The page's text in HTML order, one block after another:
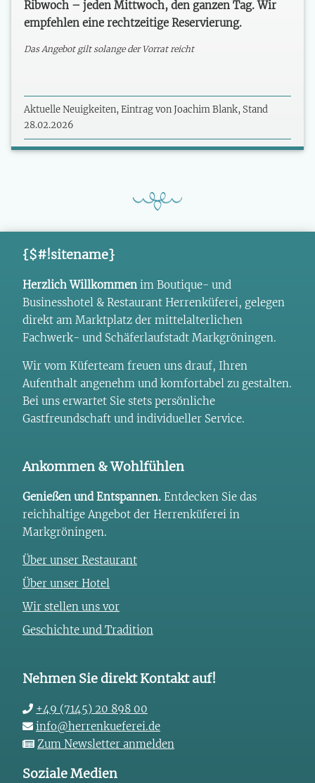
Ribwoch – jeden Mittwoch, den ganzen Tag. Wir
empfehlen eine rechtzeitige Reservierung.
Das Angebot gilt solange der Vorrat reicht
Aktuelle Neuigkeiten, Eintrag von Joachim Blank, Stand
28.02.2026
{$#!sitename}
Herzlich Willkommen im Boutique- und
Businesshotel & Restaurant Herrenküferei, gelegen
direkt am Marktplatz der mittelalterlichen
Fachwerk- und Schäferlaufstadt Markgröningen.
Wir vom Küferteam freuen uns drauf, Ihren
Aufenthalt angenehm und komfortabel zu gestalten.
Bei uns erwartet Sie stets persönliche
Gastfreundschaft und individueller Service.
Ankommen & Wohlfühlen
Genießen und Entspannen. Entdecken Sie das
reichhaltige Angebot der Herrenküferei in
Markgröningen.
Über unser Restaurant
Über unser Hotel
Wir stellen uns vor
Geschichte und Tradition
Nehmen Sie direkt Kontakt auf!
+49 (7145) 20 898 00
info@herrenkueferei.de
Zum Newsletter anmelden
Soziale Medien